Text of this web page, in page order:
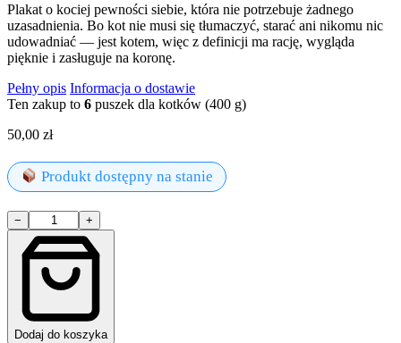
Plakat o kociej pewności siebie, która nie potrzebuje żadnego
uzasadnienia. Bo kot nie musi się tłumaczyć, starać ani nikomu nic
udowadniać — jest kotem, więc z definicji ma rację, wygląda
pięknie i zasługuje na koronę.
Pełny opis Informacja o dostawie
Ten zakup to 6 puszek dla kotków (400 g)
50,00 zł
Produkt dostępny na stanie
ilość
I’M
JUST
− +
Dodaj do koszyka